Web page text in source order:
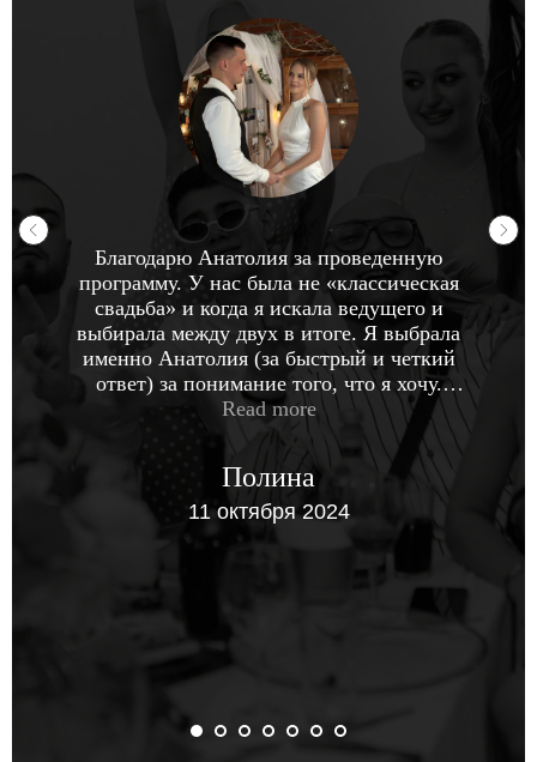
Благодарю Анатолия за проведенную
программу. У нас была не «классическая
свадьба» и когда я искала ведущего и
выбирала между двух в итоге. Я выбрала
именно Анатолия (за быстрый и четкий
ответ) за понимание того, что я хочу.
Не пожалели ни разу. Благодарю Анатолия
не только за проведение, но и за
поддержку в подготовке. Для меня это
было важно и я рада, что мы поняли друг
друга. В конце прям по доброму всех
раскачали и помучали так сказать:)
Отдельное спасибо диджею Валере:) Я не
отмечаю. Здесь все было хорошо.
Read more
Полина
11 октября 2024